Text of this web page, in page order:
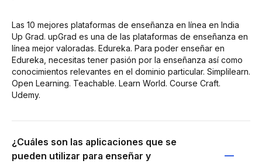
Las 10 mejores plataformas de enseñanza en línea en India
Up Grad. upGrad es una de las plataformas de enseñanza en
línea mejor valoradas. Edureka. Para poder enseñar en
Edureka, necesitas tener pasión por la enseñanza así como
conocimientos relevantes en el dominio particular. Simplilearn.
Open Learning. Teachable. Learn World. Course Craft.
Udemy.
¿Cuáles son las aplicaciones que se
pueden utilizar para enseñar y